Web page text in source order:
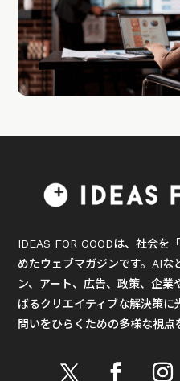
IDEAS FOR GOODは、社会を
めたウェブマガジンです。AIな
ン、アート、広告、政策、企業
ばるクリエイティブな解決策
問いをひらくための多様な視点